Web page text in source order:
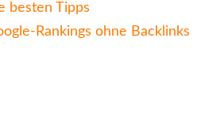
besten Tipps
Rankings ohne Backlinks